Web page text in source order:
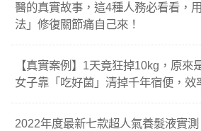
醫的真實故事，這4種人務必看看，
法」修復關節痛自己來！
【真實案例】1天竟狂掉10kg，原來
女子靠「吃好菌」清掉千年宿便，效
2022年度最新七款超人氣養髮液實測